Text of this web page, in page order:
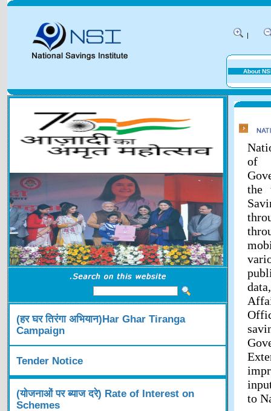
|
About
(हर घर तिरंगा अभियान)Har Ghar Tiranga
Campaign
Tender Notice
(योजनाओं पर ब्याज दरे) Rate of Interest on
Schemes
of
the
to